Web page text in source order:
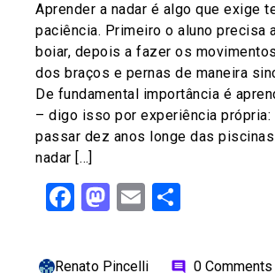
Aprender a nadar é algo que exige
paciência. Primeiro o aluno precisa
boiar, depois a fazer os
dos braços e pernas de maneira
De fundamental importância é
– digo isso por experiência
passar dez anos longe das
nadar […]
Facebook
Mastodon
Email
Renato Pincelli comment 0 Comments